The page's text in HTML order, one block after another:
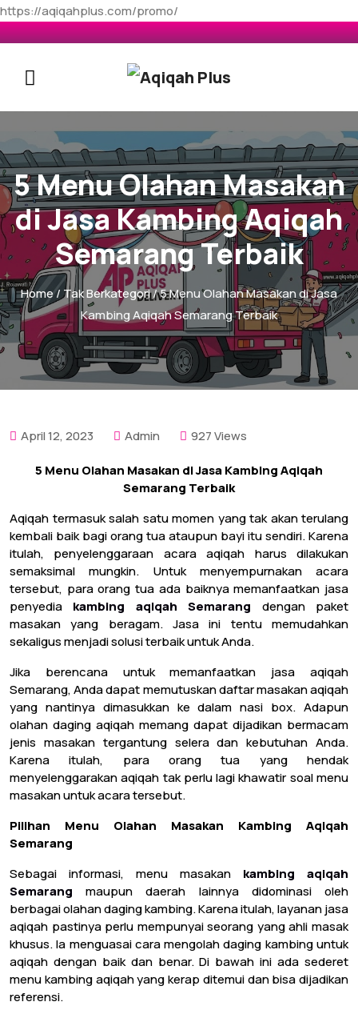
https://aqiqahplus.com/promo/
5 Menu Olahan Masakan
di Jasa Kambing Aqiqah
Semarang Terbaik
Home/Tak Berkategori/ 5 Menu Olahan Masakan di Jasa
Kambing Aqiqah Semarang Terbaik
April 12, 2023 Admin 927 Views
5 Menu Olahan Masakan di Jasa Kambing Aqiqah
Semarang Terbaik
Aqiqah termasuk salah satu momen yang tak akan terulang
kembali baik bagi orang tua ataupun bayi itu sendiri. Karena
itulah, penyelenggaraan acara aqiqah harus dilakukan
semaksimal mungkin. Untuk menyempurnakan acara
tersebut, para orang tua ada baiknya memanfaatkan jasa
penyedia kambing aqiqah Semarang dengan paket
masakan yang beragam. Jasa ini tentu memudahkan
sekaligus menjadi solusi terbaik untuk Anda.
Jika berencana untuk memanfaatkan jasa aqiqah
Semarang, Anda dapat memutuskan daftar masakan aqiqah
yang nantinya dimasukkan ke dalam nasi box. Adapun
olahan daging aqiqah memang dapat dijadikan bermacam
jenis masakan tergantung selera dan kebutuhan Anda.
Karena itulah, para orang tua yang hendak
menyelenggarakan aqiqah tak perlu lagi khawatir soal menu
masakan untuk acara tersebut.
Pilihan Menu Olahan Masakan Kambing Aqiqah
Semarang
Sebagai informasi, menu masakan kambing aqiqah
Semarang maupun daerah lainnya didominasi oleh
berbagai olahan daging kambing. Karena itulah, layanan jasa
aqiqah pastinya perlu mempunyai seorang yang ahli masak
khusus. Ia menguasai cara mengolah daging kambing untuk
aqiqah dengan baik dan benar. Di bawah ini ada sederet
menu kambing aqiqah yang kerap ditemui dan bisa dijadikan
referensi.